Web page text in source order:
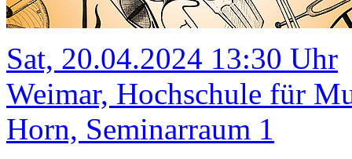
Sat, 20.04.2024 13:30 Uhr
Weimar, Hochschule für
Horn, Seminarraum 1